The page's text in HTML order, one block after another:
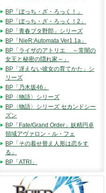
BP「ぼっち・ざ・ろっく！」
BP「ぼっち・ざ・ろっく！2」
BP「青春ブタ野郎」シリーズ
BP「NieR:Automata Ver1.1a」
BP「ライザのアトリエ ～常闇の
女王と秘密の隠れ家～」
BP「冴えない彼女の育てかた」シ
リーズ
BP「乃木坂46」
BP〈物語〉シリーズ
BP〈物語〉シリーズ セカンドシー
ズン
BP「Fate/Grand Order」妖精円卓
領域アヴァロン・ル・フェ
BP「その着せ替え人形は恋をす
る」
BP「ATRI」